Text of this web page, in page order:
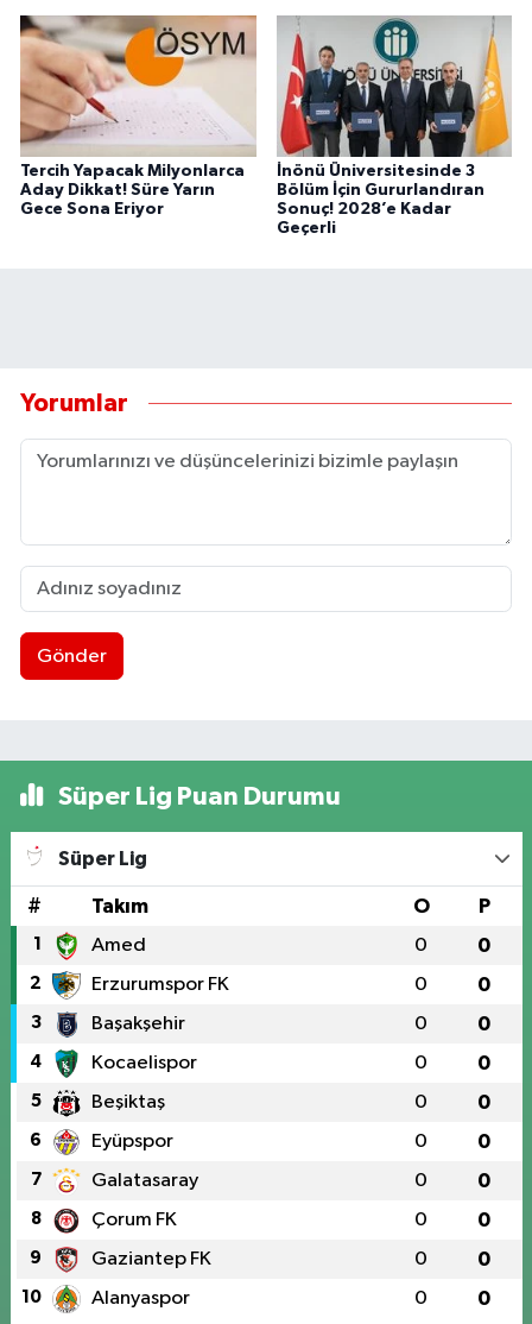
Tercih Yapacak Milyonlarca
Aday Dikkat! Süre Yarın
Gece Sona Eriyor
İnönü Üniversitesinde 3
Bölüm İçin Gururlandıran
Sonuç! 2028’e Kadar
Geçerli
Yorumlar
Gönder
Süper Lig Puan Durumu
Süper Lig
# Takım O P
1 Amed 0 0
2 Erzurumspor FK 0 0
3 Başakşehir 0 0
4 Kocaelispor 0 0
5 Beşiktaş 0 0
6 Eyüpspor 0 0
7 Galatasaray 0 0
8 Çorum FK 0 0
9 Gaziantep FK 0 0
10 Alanyaspor 0 0